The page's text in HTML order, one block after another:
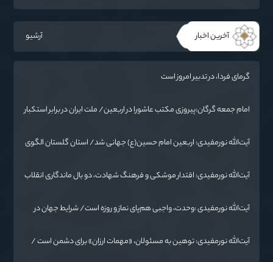
آخرین اخبار آرشیو
گرمای فردا، در تدبیر امروز است
امام جمعه گرگان:پیروزی مکتب عاشورا در اربعین/ ملت ایران در برابر استکبار
آیت‌الله نورمفیدی: اربعین امام حسین(ع) جهانی شد/ استان گلستان الگوی
آیت‌الله نورمفیدی: اقتدار موشکی و فرهنگ شهادت، دو بال ماندگاری انقلاب
آیت‌الله نورمفیدی :وحدت، واجبی هم‌پای نماز و روزه است/ شرایط جهان در
آیت‌الله نورمفیدی: توهین به مسئولان، «مهمات ارزان» برای دشمن است /